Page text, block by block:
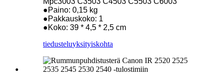
●Paino: 0,15 kg
●Pakkauskoko: 1
●Koko: 39 * 4,5 * 2,5 cm
tiedusteluyksityiskohta